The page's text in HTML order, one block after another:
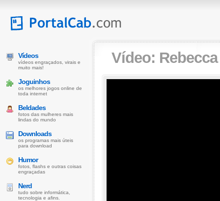
Vídeo:
Vídeos
vídeos engraçados, virais e
muito mais!
Joguinhos
os melhores jogos online de
toda internet
Beldades
fotos das mulheres mais
lindas do mundo
Downloads
os programas mais úteis
para download
Humor
fotos, flashs e outras coisas
engraçadas
Nerd
tudo sobre informática,
tecnologia e afins.